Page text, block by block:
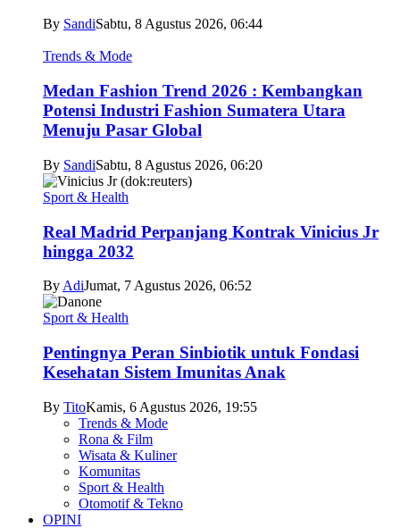
By SandiSabtu, 8 Agustus 2026, 06:44
Trends & Mode
Medan Fashion Trend 2026 : Kembangkan
Potensi Industri Fashion Sumatera Utara
Menuju Pasar Global
By SandiSabtu, 8 Agustus 2026, 06:20
Sport & Health
Real Madrid Perpanjang Kontrak Vinicius Jr
hingga 2032
By AdiJumat, 7 Agustus 2026, 06:52
Sport & Health
Pentingnya Peran Sinbiotik untuk Fondasi
Kesehatan Sistem Imunitas Anak
By TitoKamis, 6 Agustus 2026, 19:55
Trends & Mode
Rona & Film
Wisata & Kuliner
Komunitas
Sport & Health
Otomotif & Tekno
OPINI